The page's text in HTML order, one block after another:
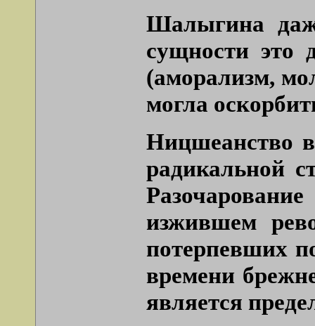
Шалыгина
сущности это
(аморализм,
могла
Ницшеанство
радикальной
изжившем
потерпевших
времени
является